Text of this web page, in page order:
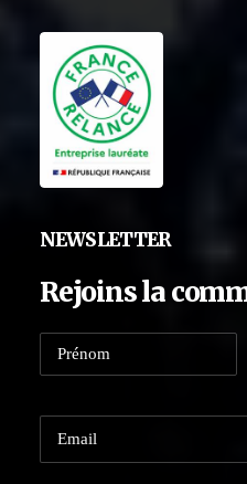
NEWSLETTER
Rejoins la